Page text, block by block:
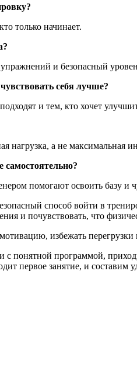
только начинает.
и безопасный
себя лучше?
и тем, кто хочет
нагрузка, а не максимальная
помогают освоить базу и
способ войти в
и почувствовать, что
избежать
с понятной программой,
первое занятие, и составим